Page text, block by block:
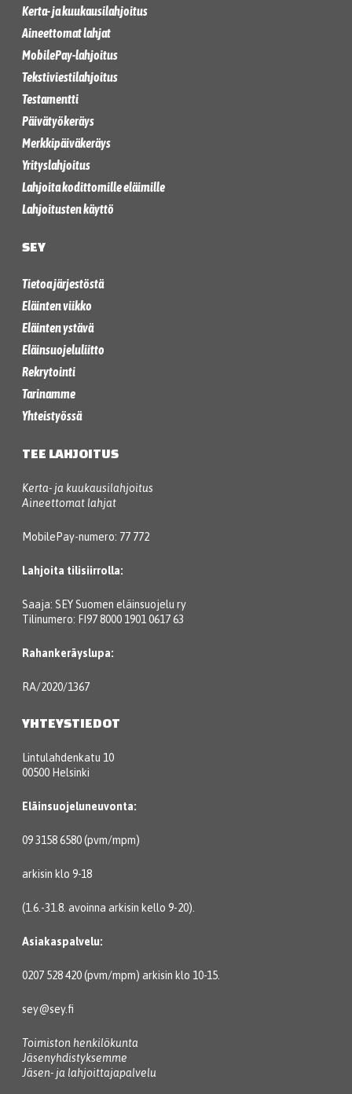
Kerta- ja kuukausilahjoitus
Aineettomat lahjat
MobilePay-lahjoitus
Tekstiviestilahjoitus
Testamentti
Päivätyökeräys
Merkkipäiväkeräys
Yrityslahjoitus
Lahjoita kodittomille eläimille
Lahjoitusten käyttö
SEY
Tietoa järjestöstä
Eläinten viikko
Eläinten ystävä
Eläinsuojeluliitto
Rekrytointi
Tarinamme
Yhteistyössä
TEE LAHJOITUS
Kerta- ja kuukausilahjoitus
Aineettomat lahjat
MobilePay-numero: 77 772
Lahjoita tilisiirrolla:
Saaja: SEY Suomen eläinsuojelu ry
Tilinumero: FI97 8000 1901 0617 63
Rahankeräyslupa:
RA/2020/1367
YHTEYSTIEDOT
Lintulahdenkatu 10
00500 Helsinki
Eläinsuojeluneuvonta:
09 3158 6580 (pvm/mpm)
arkisin klo 9-18
(1.6.-31.8. avoinna arkisin kello 9-20).
Asiakaspalvelu:
0207 528 420 (pvm/mpm) arkisin klo 10-15.
sey@sey.fi
Toimiston henkilökunta
Jäsenyhdistyksemme
Jäsen- ja lahjoittajapalvelu